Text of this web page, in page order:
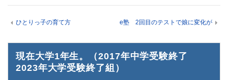
ひとりっ子の育て方 e塾 2回目のテストで娘に変化が
現在大学1年生。（2017年中学受験終了
2023年大学受験終了組）